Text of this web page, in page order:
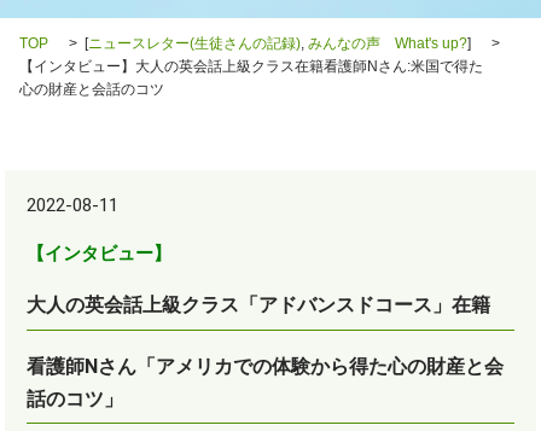
TOP [ニュースレター(生徒さんの記録),みんなの声 What's up?]
【インタビュー】大人の英会話上級クラス在籍看護師Nさん:米国で得た
心の財産と会話のコツ
2022-08-11
【インタビュー】
大人の英会話上級クラス「アドバンスドコース」在籍
看護師Nさん「アメリカでの体験から得た心の財産と会
話のコツ」